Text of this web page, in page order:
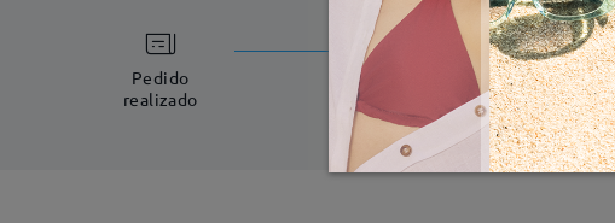
Pedido
realizado
Fabricación
5-7 días laborales detalles